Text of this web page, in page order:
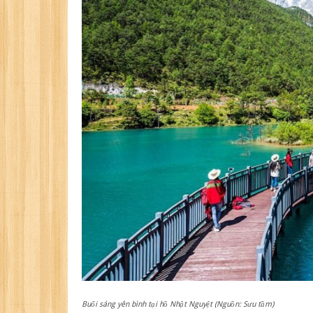
Buổi sáng yên bình tại hồ Nhật Nguyệt (Nguồn: Sưu tầm)